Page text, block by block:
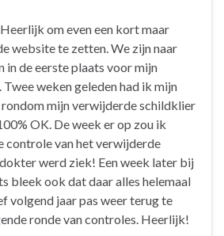
om even een kort maar
website te zetten. We zijn naar
in de eerste plaats voor mijn
weken geleden had ik mijn
mijn verwijderde schildklier
OK. De week er op zou ik
controle van het verwijderde
werd ziek! Een week later bij
bleek ook dat daar alles helemaal
volgend jaar pas weer terug te
ronde van controles. Heerlijk!